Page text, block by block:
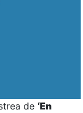
de ‘En